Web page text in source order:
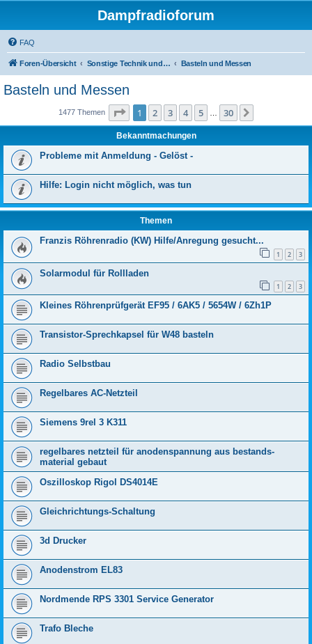
Dampfradioforum
FAQ
Foren-Übersicht Sonstige Technik und Unterhaltungselektronik Basteln und Messen
Basteln und Messen
1477 Themen Seite 1von 30
1 2 3 4 5 30
Bekanntmachungen
Probleme mit Anmeldung - Gelöst -
Hilfe: Login nicht möglich, was tun
Themen
Franzis Röhrenradio (KW) Hilfe/Anregung gesucht...
1 2 3
Solarmodul für Rollladen
1 2 3
Kleines Röhrenprüfgerät EF95 / 6AK5 / 5654W / 6Zh1P
Transistor-Sprechkapsel für W48 basteln
Radio Selbstbau
Regelbares AC-Netzteil
Siemens 9rel 3 K311
regelbares netzteil für anodenspannung aus bestands-
material gebaut
Oszilloskop Rigol DS4014E
Gleichrichtungs-Schaltung
3d Drucker
Anodenstrom EL83
Nordmende RPS 3301 Service Generator
Trafo Bleche